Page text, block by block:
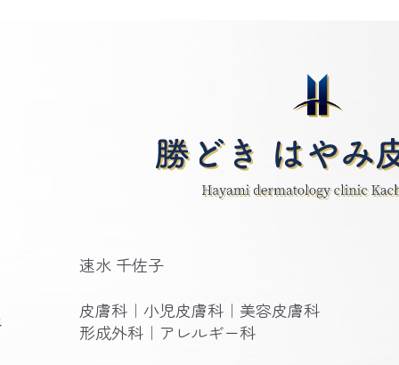
速水 千佐子
皮膚科｜小児皮膚科｜美容皮膚科
形成外科｜アレルギー科